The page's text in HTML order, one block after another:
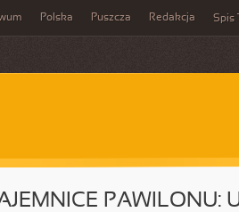
Polska Puszcza Redakcja Spis
PAWILONU: